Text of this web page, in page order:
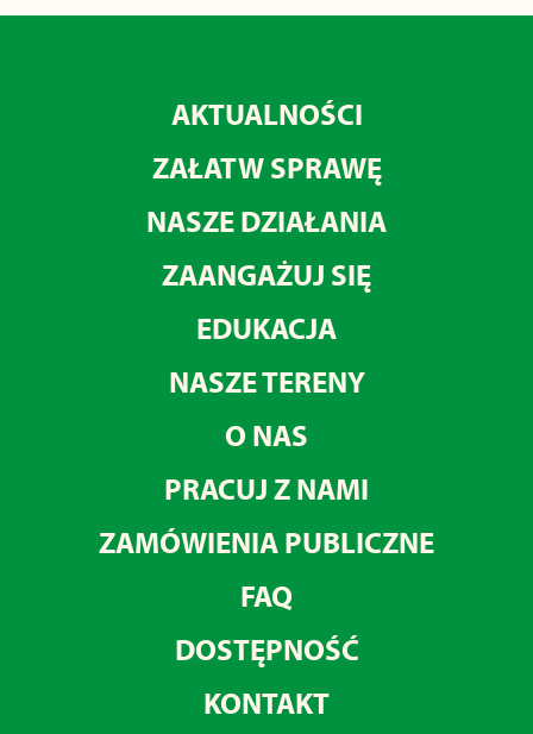
AKTUALNOŚCI
ZAŁATW SPRAWĘ
NASZE DZIAŁANIA
ZAANGAŻUJ SIĘ
EDUKACJA
NASZE TERENY
O NAS
PRACUJ Z NAMI
ZAMÓWIENIA PUBLICZNE
FAQ
DOSTĘPNOŚĆ
KONTAKT